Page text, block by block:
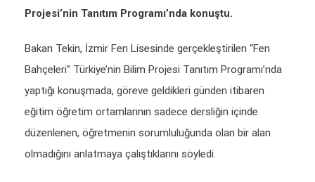
Projesi’nin Tanıtım Programı’nda konuştu.
Bakan Tekin, İzmir Fen Lisesinde gerçekleştirilen “Fen
Bahçeleri” Türkiye’nin Bilim Projesi Tanıtım Programı’nda
yaptığı konuşmada, göreve geldikleri günden itibaren
eğitim öğretim ortamlarının sadece dersliğin içinde
düzenlenen, öğretmenin sorumluluğunda olan bir alan
olmadığını anlatmaya çalıştıklarını söyledi.